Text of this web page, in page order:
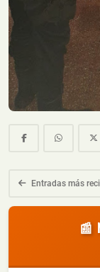
Entradas más
📰